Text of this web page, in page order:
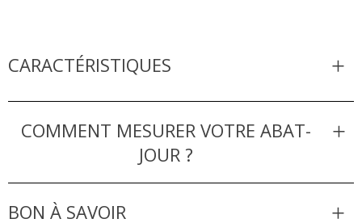
CARACTÉRISTIQUES
COMMENT MESURER VOTRE ABAT-
JOUR ?
BON À SAVOIR